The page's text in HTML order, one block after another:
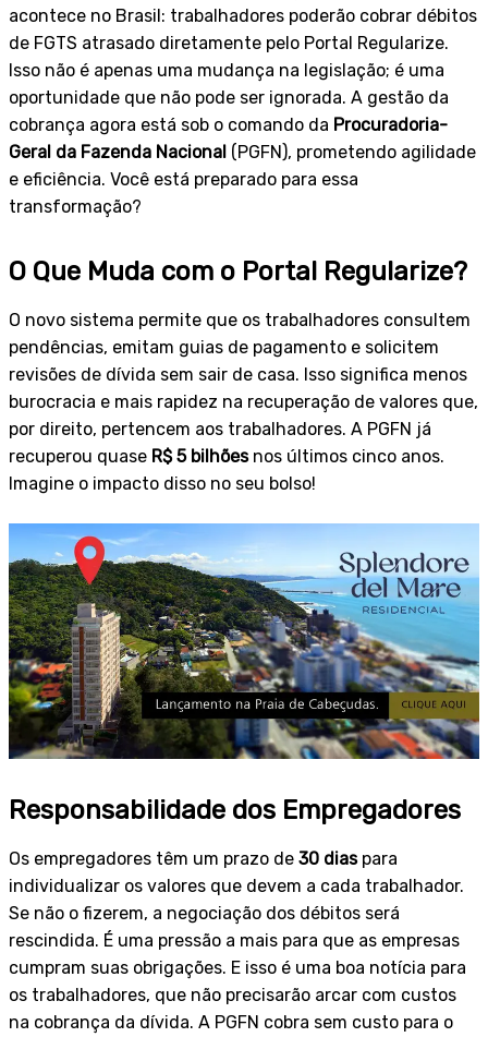
acontece no Brasil: trabalhadores poderão cobrar débitos
de FGTS atrasado diretamente pelo Portal Regularize.
Isso não é apenas uma mudança na legislação; é uma
oportunidade que não pode ser ignorada. A gestão da
cobrança agora está sob o comando da Procuradoria-
Geral da Fazenda Nacional (PGFN), prometendo agilidade
e eficiência. Você está preparado para essa
transformação?
O Que Muda com o Portal Regularize?
O novo sistema permite que os trabalhadores consultem
pendências, emitam guias de pagamento e solicitem
revisões de dívida sem sair de casa. Isso significa menos
burocracia e mais rapidez na recuperação de valores que,
por direito, pertencem aos trabalhadores. A PGFN já
recuperou quase R$ 5 bilhõesnos últimos cinco anos.
Imagine o impacto disso no seu bolso!
Responsabilidade dos Empregadores
Os empregadores têm um prazo de 30 diaspara
individualizar os valores que devem a cada trabalhador.
Se não o fizerem, a negociação dos débitos será
rescindida. É uma pressão a mais para que as empresas
cumpram suas obrigações. E isso é uma boa notícia para
os trabalhadores, que não precisarão arcar com custos
na cobrança da dívida. A PGFN cobra sem custo para o